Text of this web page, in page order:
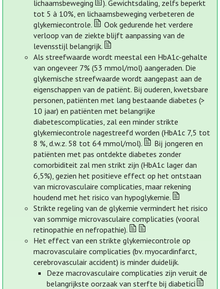
lichaamsbeweging
). Gewichtsdaling, zelfs beperkt
tot 5 à 10%, en lichaamsbeweging verbeteren de
glykemiecontrole.
Ook gedurende het verdere
verloop van de ziekte blijft aanpassing van de
levensstijl belangrijk.
Als streefwaarde wordt meestal een HbA1c-gehalte
van ongeveer 7% (53 mmol/mol) aangeraden. Die
glykemische streefwaarde wordt aangepast aan de
eigenschappen van de patiënt. Bij ouderen, kwetsbare
personen, patiënten met lang bestaande diabetes (>
10 jaar) en patiënten met belangrijke
diabetescomplicaties, zal een minder strikte
glykemiecontrole nagestreefd worden (HbA1c 7,5 tot
8 %, d.w.z. 58 tot 64 mmol/mol).
Bij jongeren en
patiënten met pas ontdekte diabetes zonder
comorbiditeit zal men strikt zijn (HbA1c lager dan
6,5%), gezien het positieve effect op het ontstaan
van microvasculaire complicaties, maar rekening
houdend met het risico van hypoglykemie.
Strikte regeling van de glykemie vermindert het risico
van sommige microvasculaire complicaties (vooral
retinopathie en nefropathie).
Het effect van een strikte glykemiecontrole op
macrovasculaire complicaties (bv. myocardinfarct,
cerebrovasculair accident) is minder duidelijk.
Deze macrovasculaire complicaties zijn veruit de
belangrijkste oorzaak van sterfte bij diabetici